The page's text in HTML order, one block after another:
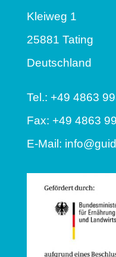
Kleiweg 1
25881 Tating
Deutschland
Tel.: +49 4863
Fax: +49 4863
E-Mail: